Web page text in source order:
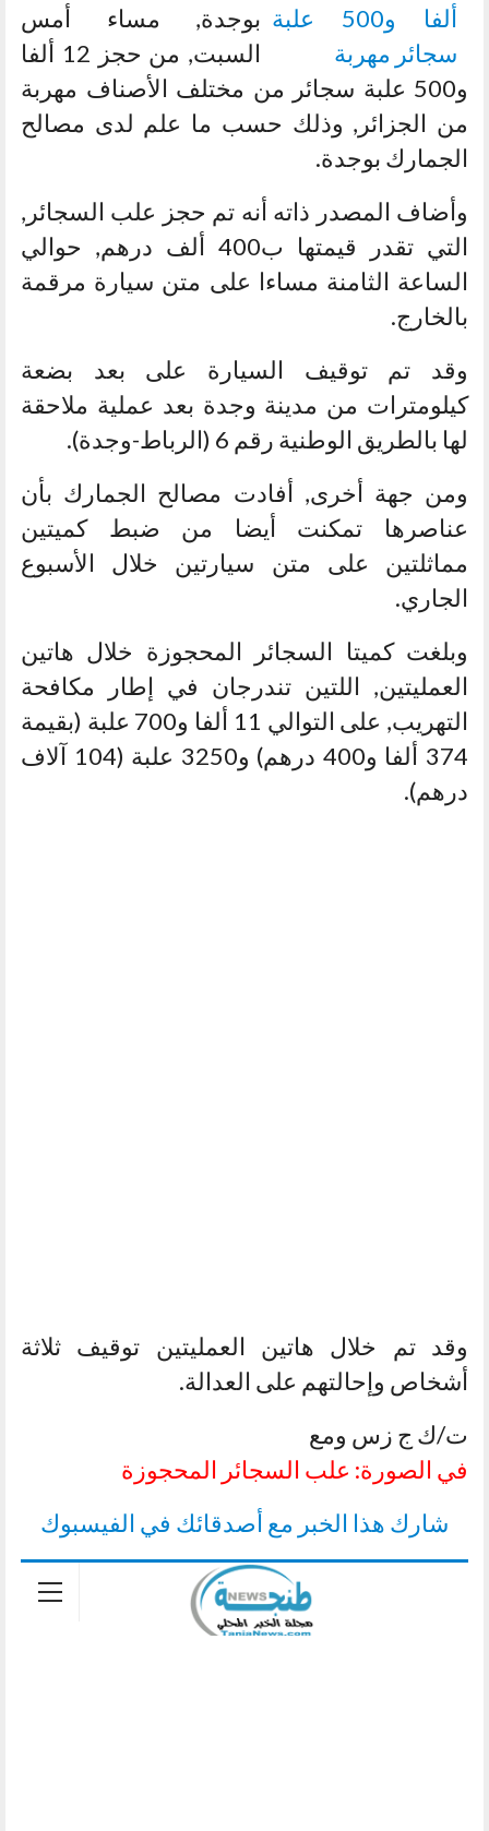
بوجدة, مساء أمس
السبت, من حجز 12 ألفا
و500 علبة سجائر من مختلف الأصناف مهربة
من الجزائر, وذلك حسب ما علم لدى مصالح
الجمارك بوجدة.
وأضاف المصدر ذاته أنه تم حجز علب السجائر,
التي تقدر قيمتها ب400 ألف درهم, حوالي
الساعة الثامنة مساءا على متن سيارة مرقمة
بالخارج.
وقد تم توقيف السيارة على بعد بضعة
كيلومترات من مدينة وجدة بعد عملية ملاحقة
لها بالطريق الوطنية رقم 6 (الرباط-وجدة).
ومن جهة أخرى, أفادت مصالح الجمارك بأن
عناصرها تمكنت أيضا من ضبط كميتين
مماثلتين على متن سيارتين خلال الأسبوع
الجاري.
وبلغت كميتا السجائر المحجوزة خلال هاتين
العمليتين, اللتين تندرجان في إطار مكافحة
التهريب, على التوالي 11 ألفا و700 علبة (بقيمة
374 ألفا و400 درهم) و3250 علبة (104 آلاف
درهم).
وقد تم خلال هاتين العمليتين توقيف ثلاثة
أشخاص وإحالتهم على العدالة.
ت/ك ج زس ومع
في الصورة: علب السجائر المحجوزة
شارك هذا الخبر مع أصدقائك في الفيسبوك